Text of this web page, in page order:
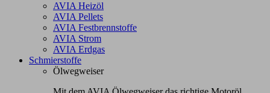
AVIA Heizöl
AVIA Pellets
AVIA Festbrennstoffe
AVIA Strom
AVIA Erdgas
Schmierstoffe
Ölwegweiser